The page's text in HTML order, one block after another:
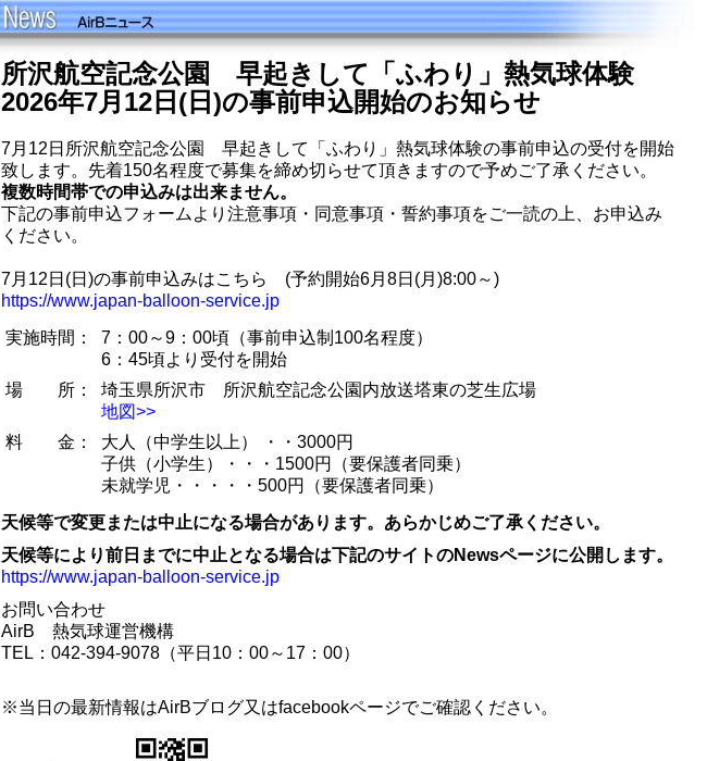
所沢航空記念公園 早起きして「ふわり」熱気球体験
2026年7月12日(日)の事前申込開始のお知らせ
7月12日所沢航空記念公園 早起きして「ふわり」熱気球体験の事前申込の受付を開始
致します。先着150名程度で募集を締め切らせて頂きますので予めご了承ください。
複数時間帯での申込みは出来ません。
下記の事前申込フォームより注意事項・同意事項・誓約事項をご一読の上、お申込み
ください。
7月12日(日)の事前申込みはこちら (予約開始6月8日(月)8:00～)
https://www.japan-balloon-service.jp
実施時間：
7：00～9：00頃（事前申込制100名程度）
6：45頃より受付を開始
場 所：
埼玉県所沢市 所沢航空記念公園内放送塔東の芝生広場
地図>>
料 金：
大人（中学生以上） ・・3000円
子供（小学生）・・・1500円（要保護者同乗）
未就学児・・・・・500円（要保護者同乗）
天候等で変更または中止になる場合があります。あらかじめご了承ください。
天候等により前日までに中止となる場合は下記のサイトのNewsページに公開します。
https://www.japan-balloon-service.jp
お問い合わせ
AirB 熱気球運営機構
TEL：042-394-9078（平日10：00～17：00）
※当日の最新情報はAirBブログ又はfacebookページでご確認ください。